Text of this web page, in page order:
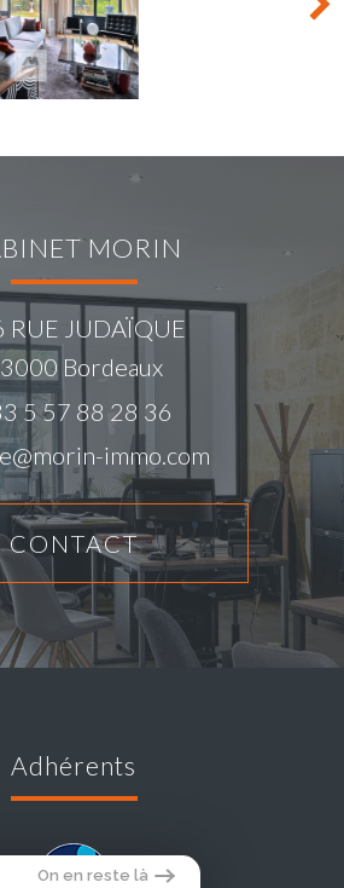
MORIN
RUE JUDAÏQUE
Bordeaux
5 57 88 28 36
immo.com
CONTACT
adhérents
On en reste là